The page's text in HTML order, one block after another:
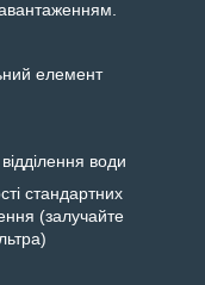
елемент
води
стандартних
(залучайте